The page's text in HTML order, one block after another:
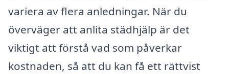
variera av flera anledningar. När du
överväger att anlita städhjälp är det
viktigt att förstå vad som påverkar
kostnaden, så att du kan få ett rättvist